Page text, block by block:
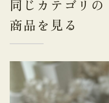
同じカテゴリの
商品を見る